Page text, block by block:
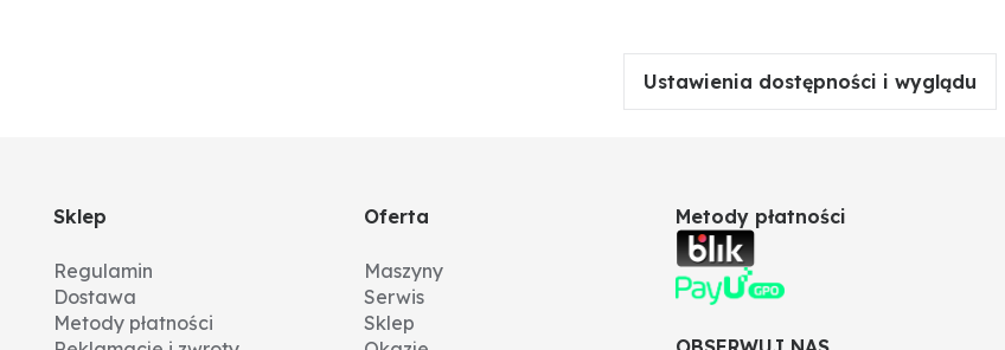
Ustawienia dostępności i wyglądu
Sklep
Regulamin
Dostawa
Metody płatności
Oferta
Maszyny
Serwis
Sklep
Metody płatności